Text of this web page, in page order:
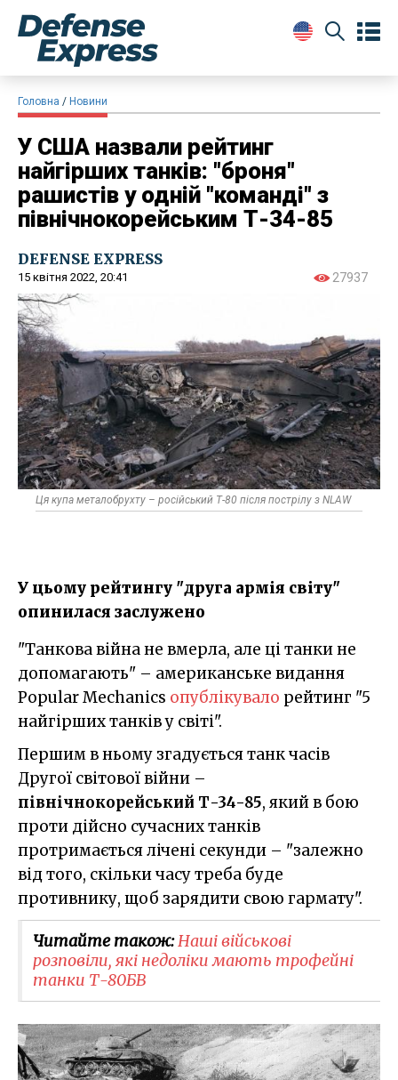
Головна Новини
У США назвали рейтинг
найгірших танків: "броня"
рашистів у одній "команді" з
північнокорейським Т-34-85
DEFENSE EXPRESS
15 квітня 2022, 20:41 27937
Ця купа металобрухту – російський Т-80 після пострілу з NLAW
У цьому рейтингу "друга армія світу"
опинилася заслужено
"Танкова війна не вмерла, але ці танки не
допомагають" – американське видання
Popular Mechanics опублікувало рейтинг "5
найгірших танків у світі".
Першим в ньому згадується танк часів
Другої світової війни –
північнокорейський Т-34-85, який в бою
проти дійсно сучасних танків
протримається лічені секунди – "залежно
від того, скільки часу треба буде
противнику, щоб зарядити свою гармату".
Читайте також:Наші військові
розповіли, які недоліки мають трофейні
танки Т-80БВ